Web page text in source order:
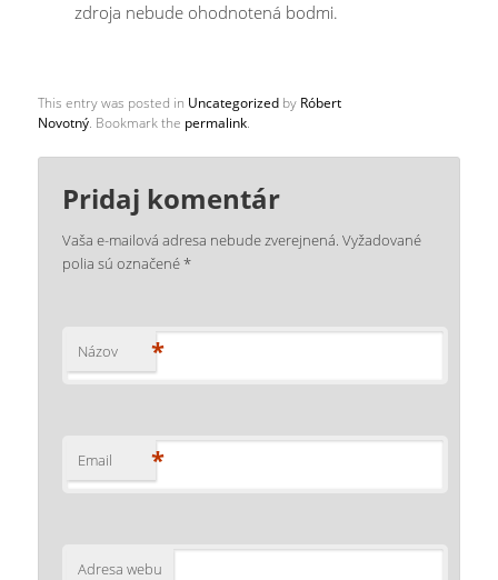
zdroja nebude ohodnotená bodmi.
This entry was posted in Uncategorized by Róbert
Novotný. Bookmark the permalink.
Pridaj komentár
Vaša e-mailová adresa nebude zverejnená. Vyžadované
polia sú označené*
Názov *
Email *
Adresa webu